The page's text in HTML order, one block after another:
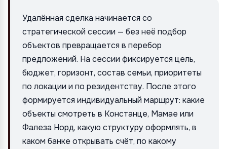
Удалённая сделка начинается со
стратегической сессии — без неё подбор
объектов превращается в перебор
предложений. На сессии фиксируется цель,
бюджет, горизонт, состав семьи, приоритеты
по локации и по резидентству. После этого
формируется индивидуальный маршрут: какие
объекты смотреть в Констанце, Мамае или
Фалеза Норд, какую структуру оформлять, в
каком банке открывать счёт, по какому